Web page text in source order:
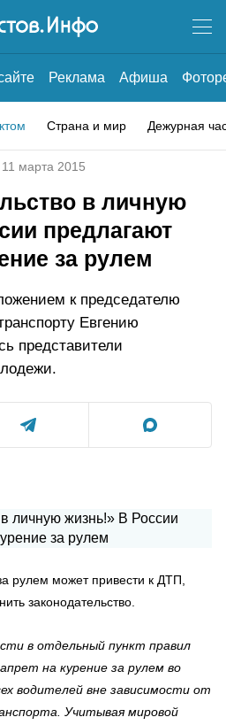
Реклама Афиша
Страна и мир Дежурная
11 марта 2015
в личную
предлагают
за рулем
к председателю
Евгению
представители
рулем может привести к ДТП,
законодательство.
в отдельный пункт правил
на курение за рулем во
водителей вне зависимости от
Учитывая мировой